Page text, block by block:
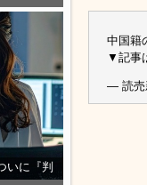
いに『判
中国籍
▼記事
— 読売